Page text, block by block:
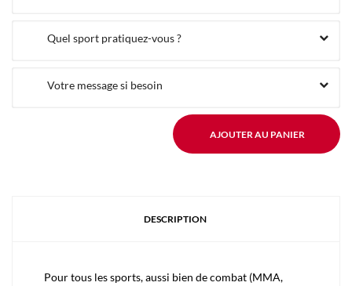
Quel sport pratiquez-vous ?
Votre message si besoin
AJOUTER AU PANIER
DESCRIPTION
Pour tous les sports, aussi bien de combat (MMA,